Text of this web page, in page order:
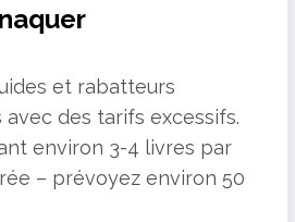
et rabatteurs
des tarifs excessifs.
environ 3-4 livres par
– prévoyez environ 50